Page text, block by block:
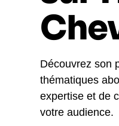
Découvrez son
thématiques
expertise et de
votre audience.